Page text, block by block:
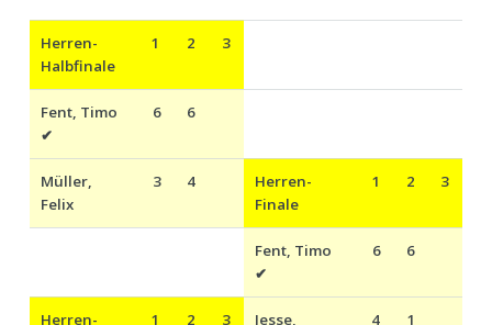
Herren-
Halbfinale
1 2 3
Fent, Timo
✔
6 6
Müller,
Felix
3 4 Herren-
Finale
1 2 3
Fent, Timo
✔
6 6
Herren-
1 2 3
Jesse,
4 1